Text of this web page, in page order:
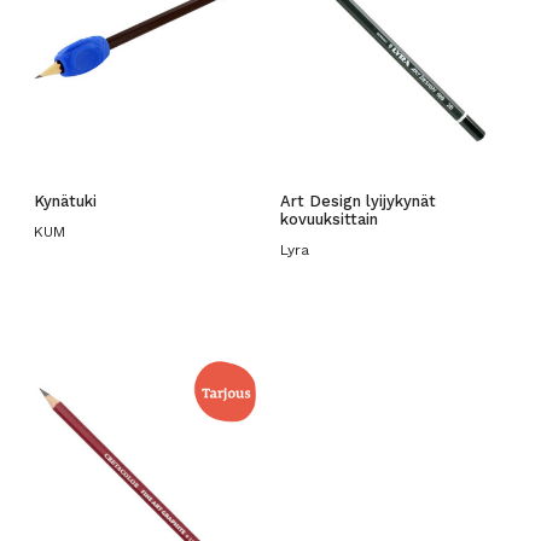
Kynätuki
KUM
Art Design lyijykynät
kovuuksittain
Lyra